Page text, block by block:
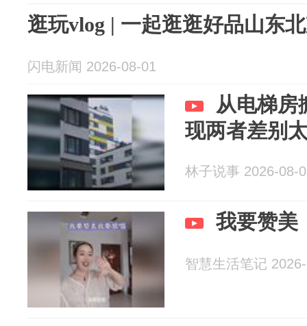
逛玩vlog | 一起逛逛好品山东
闪电新闻 2026-08-01
从电梯房
现两者差别
林子说事 2026-08-
我要赞美
智慧生活笔记